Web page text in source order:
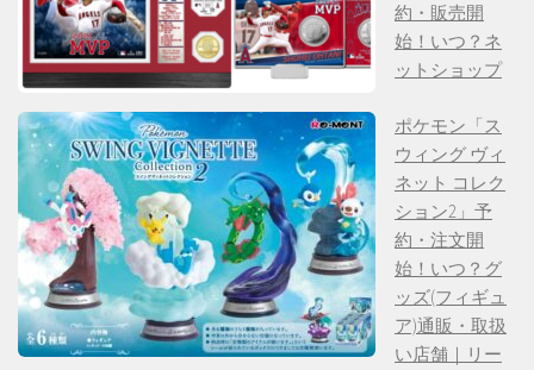
約・販売開
始！いつ？ネ
ットショップ
ポケモン「ス
ウィング ヴィ
ネット コレク
ション2」予
約・注文開
始！いつ？グ
ッズ(フィギュ
ア)通販・取扱
い店舗｜リー